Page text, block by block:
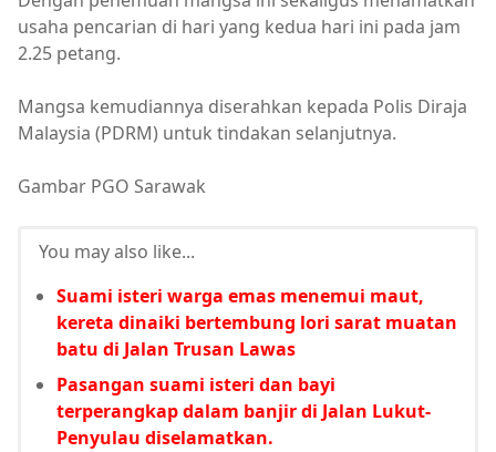
usaha pencarian di hari yang kedua hari ini pada jam
2.25 petang.
Mangsa kemudiannya diserahkan kepada Polis Diraja
Malaysia (PDRM) untuk tindakan selanjutnya.
Gambar PGO Sarawak
You may also like...
Suami isteri warga emas menemui maut,
kereta dinaiki bertembung lori sarat muatan
batu di Jalan Trusan Lawas
Pasangan suami isteri dan bayi
terperangkap dalam banjir di Jalan Lukut-
Penyulau diselamatkan.